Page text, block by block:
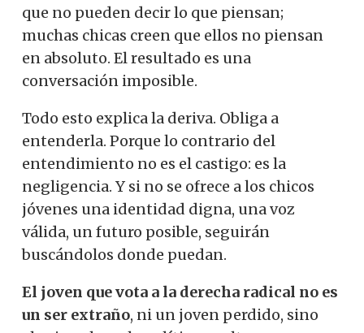
que no pueden decir lo que piensan;
muchas chicas creen que ellos no piensan
en absoluto. El resultado es una
conversación imposible.
Todo esto explica la deriva. Obliga a
entenderla. Porque lo contrario del
entendimiento no es el castigo: es la
negligencia. Y si no se ofrece a los chicos
jóvenes una identidad digna, una voz
válida, un futuro posible, seguirán
buscándolos donde puedan.
El joven que vota a la derecha radical no es
un ser extraño, ni un joven perdido, sino